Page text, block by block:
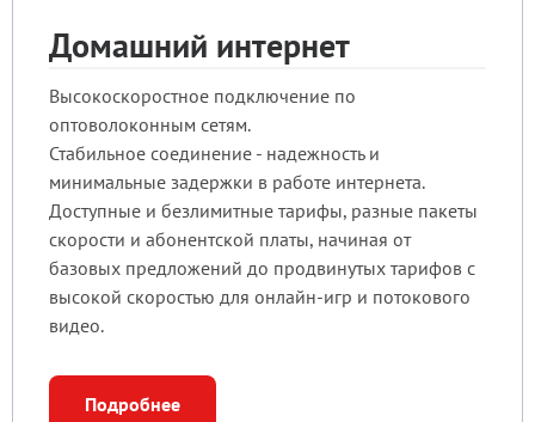
Домашний интернет
Высокоскоростное подключение по
оптоволоконным сетям.
Стабильное соединение - надежность и
минимальные задержки в работе интернета.
Доступные и безлимитные тарифы, разные пакеты
скорости и абонентской платы, начиная от
базовых предложений до продвинутых тарифов с
высокой скоростью для онлайн-игр и потокового
видео.
Подробнее